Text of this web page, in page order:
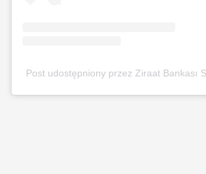
Post udostępniony przez Ziraat Bankası